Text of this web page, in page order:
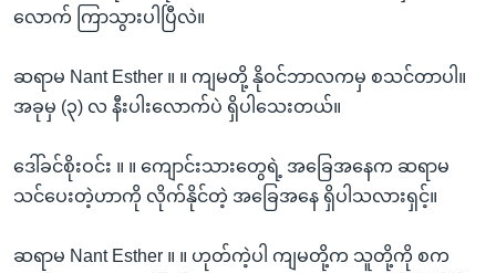
လောက် ကြာသွားပါပြီလဲ။
ဆရာမ Nant Esther ။ ။ ကျမတို့ နိုဝင်ဘာလကမှ စသင်တာပါ။
အခုမှ (၃) လ နီးပါးလောက်ပဲ ရှိပါသေးတယ်။
ဒေါ်ခင်စိုးဝင်း ။ ။ ကျောင်းသားတွေရဲ့ အခြေအနေက ဆရာမ
သင်ပေးတဲ့ဟာကို လိုက်နိုင်တဲ့ အခြေအနေ ရှိပါသလားရှင့်။
ဆရာမ Nant Esther ။ ။ ဟုတ်ကဲ့ပါ ကျမတို့က သူတို့ကို စက